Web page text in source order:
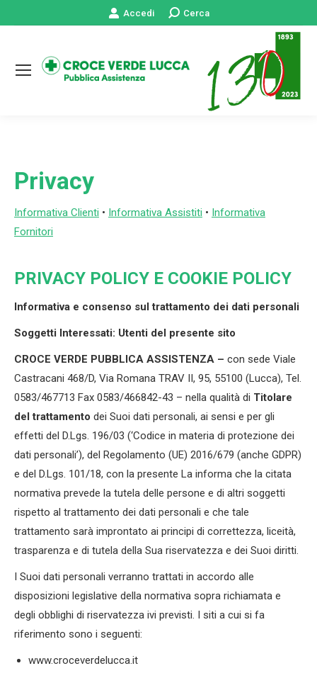
Accedi Cerca:Cerca
Privacy
Informativa Clienti • Informativa Assistiti • Informativa
Fornitori
PRIVACY POLICY E COOKIE POLICY
Informativa e consenso sul trattamento dei dati personali
Soggetti Interessati: Utenti del presente sito
CROCE VERDE PUBBLICA ASSISTENZA – con sede Viale
Castracani 468/D, Via Romana TRAV II, 95, 55100 (Lucca), Tel.
0583/467713 Fax 0583/466842-43 – nella qualità di Titolare
del trattamento dei Suoi dati personali, ai sensi e per gli
effetti del D.Lgs. 196/03 (‘Codice in materia di protezione dei
dati personali’), del Regolamento (UE) 2016/679 (anche GDPR)
e del D.Lgs. 101/18, con la presente La informa che la citata
normativa prevede la tutela delle persone e di altri soggetti
rispetto al trattamento dei dati personali e che tale
trattamento sarà improntato ai principi di correttezza, liceità,
trasparenza e di tutela della Sua riservatezza e dei Suoi diritti.
I Suoi dati personali verranno trattati in accordo alle
disposizioni legislative della normativa sopra richiamata e
degli obblighi di riservatezza ivi previsti. I siti a cui si fa
riferimento sono i seguenti:
www.croceverdelucca.it